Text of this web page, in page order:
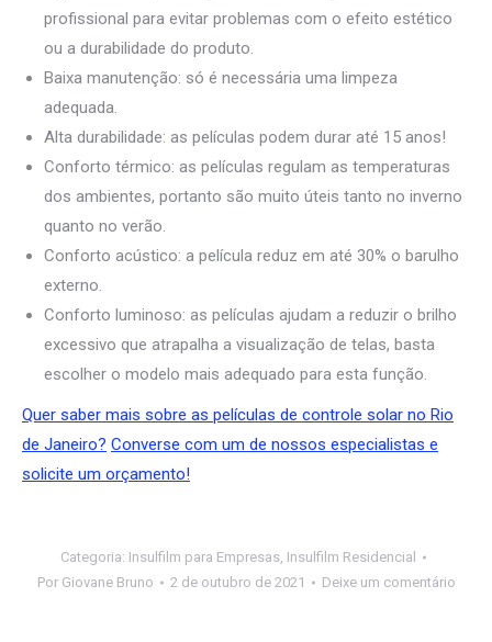
profissional para evitar problemas com o efeito estético
ou a durabilidade do produto.
Baixa manutenção: só é necessária uma limpeza
adequada.
Alta durabilidade: as películas podem durar até 15 anos!
Conforto térmico: as películas regulam as temperaturas
dos ambientes, portanto são muito úteis tanto no inverno
quanto no verão.
Conforto acústico: a película reduz em até 30% o barulho
externo.
Conforto luminoso: as películas ajudam a reduzir o brilho
excessivo que atrapalha a visualização de telas, basta
escolher o modelo mais adequado para esta função.
Quer saber mais sobre as películas de controle solar no Rio
de Janeiro? Converse com um de nossos especialistas e
solicite um orçamento!
Categoria: Insulfilm para Empresas, Insulfilm Residencial
Por Giovane Bruno 2 de outubro de 2021 Deixe um comentário